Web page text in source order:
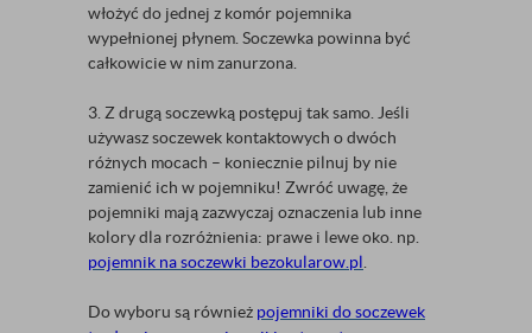
włożyć do jednej z komór pojemnika
wypełnionej płynem. Soczewka powinna być
całkowicie w nim zanurzona.
3. Z drugą soczewką postępuj tak samo. Jeśli
używasz soczewek kontaktowych o dwóch
różnych mocach – koniecznie pilnuj by nie
zamienić ich w pojemniku! Zwróć uwagę, że
pojemniki mają zazwyczaj oznaczenia lub inne
kolory dla rozróżnienia: prawe i lewe oko. np.
pojemnik na soczewki bezokularow.pl
Do wyboru są również pojemniki do soczewek